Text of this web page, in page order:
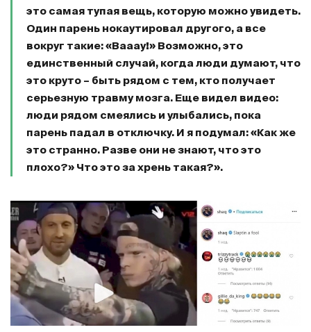
это самая тупая вещь, которую можно увидеть.
Один парень нокаутировал другого, а все
вокруг такие: «Вааау!» Возможно, это
единственный случай, когда люди думают, что
это круто – быть рядом с тем, кто получает
серьезную травму мозга. Еще видел видео:
люди рядом смеялись и улыбались, пока
парень падал в отключку. И я подумал: «Как же
это странно. Разве они не знают, что это
плохо?» Что это за хрень такая?».